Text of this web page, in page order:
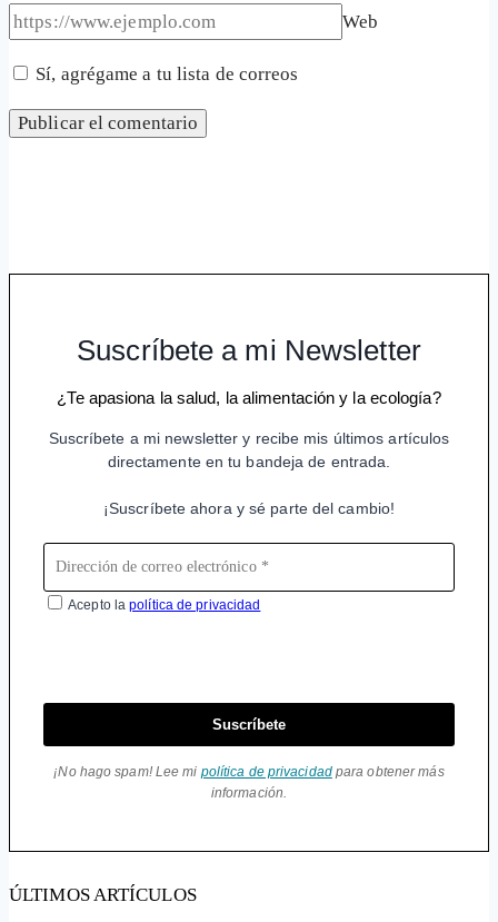
Web
Sí, agrégame a tu lista de correos
Suscríbete a mi Newsletter
¿Te apasiona la salud, la alimentación y la ecología?
Suscríbete a mi newsletter y recibe mis últimos artículos
directamente en tu bandeja de entrada.
¡Suscríbete ahora y sé parte del cambio!
Acepto lapolítica de privacidad
Suscríbete
¡No hago spam! Lee mi política de privacidadpara obtener más
información.
ÚLTIMOS ARTÍCULOS